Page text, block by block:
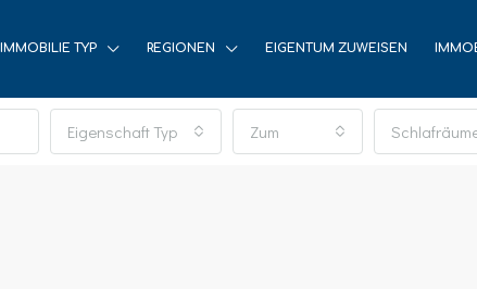
IMMOBILIE TYP REGIONEN EIGENTUM ZUWEISEN
Eigenschaft Typ Zum